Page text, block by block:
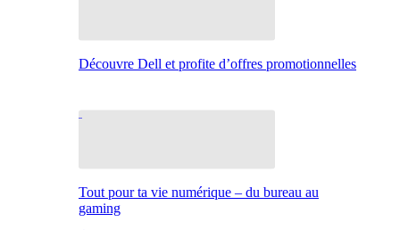
Découvre Dell et profite d’offres promotionnelles
Tout pour ta vie numérique – du bureau au
gaming